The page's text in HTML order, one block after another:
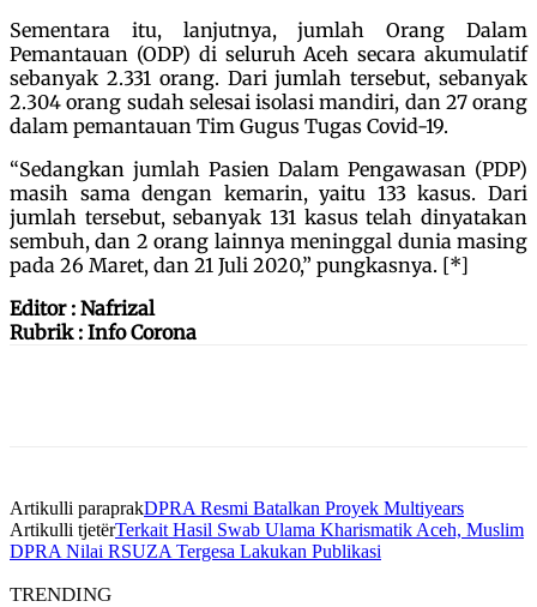
Sementara itu, lanjutnya, jumlah Orang Dalam
Pemantauan (ODP) di seluruh Aceh secara akumulatif
sebanyak 2.331 orang. Dari jumlah tersebut, sebanyak
2.304 orang sudah selesai isolasi mandiri, dan 27 orang
dalam pemantauan Tim Gugus Tugas Covid-19.
“Sedangkan jumlah Pasien Dalam Pengawasan (PDP)
masih sama dengan kemarin, yaitu 133 kasus. Dari
jumlah tersebut, sebanyak 131 kasus telah dinyatakan
sembuh, dan 2 orang lainnya meninggal dunia masing
pada 26 Maret, dan 21 Juli 2020,” pungkasnya. [*]
Editor : Nafrizal
Rubrik : Info Corona
Artikulli paraprakDPRA Resmi Batalkan Proyek Multiyears
Artikulli tjetërTerkait Hasil Swab Ulama Kharismatik Aceh, Muslim
DPRA Nilai RSUZA Tergesa Lakukan Publikasi
TRENDING